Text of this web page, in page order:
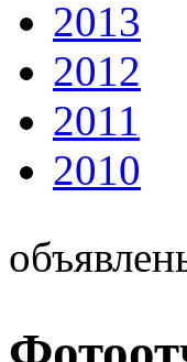
2013
2012
2011
2010